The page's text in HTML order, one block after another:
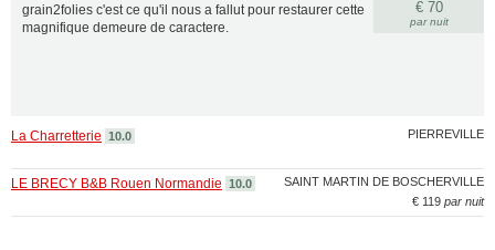
€ 70
par nuit
grain2folies c'est ce qu'il nous a fallut pour restaurer cette
magnifique demeure de caractere.
PIERREVILLE
La Charretterie 10.0
SAINT MARTIN DE BOSCHERVILLE
LE BRECY B&B Rouen Normandie 10.0
€ 119 par nuit